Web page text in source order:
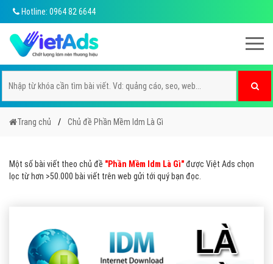
Hotline: 0964 82 6644
Trang chủ Chủ đề Phần Mềm Idm Là Gì
Một số bài viết theo chủ đề "Phần Mềm Idm Là Gì"được Việt Ads chọn
lọc từ hơn >50.000 bài viết trên web gửi tới quý bạn đọc.